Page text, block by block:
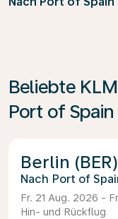
Beliebte
Port of Spain
Berlin (BER)
Port of
Fr. 21 Aug. 2026 -
Hin- und Rückflug